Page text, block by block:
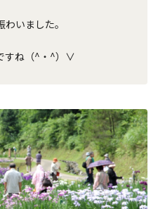
いました。
すね（^・^）∨